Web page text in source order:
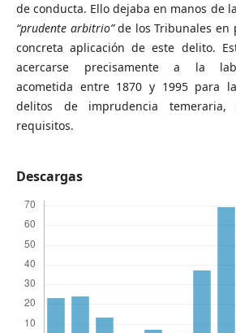
de conducta. Ello dejaba en manos de
“prudente arbitrio”de los Tribunales en
concreta aplicación de este delito.
acercarse precisamente a la
acometida entre 1870 y 1995 para
delitos de imprudencia
requisitos.
Descargas